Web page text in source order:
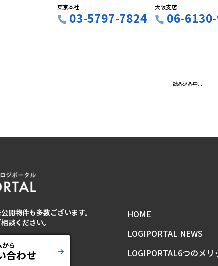
東京本社
03-5797-7824
大阪支店
06-
読み込み中...
開物件も多数ございます。
談ください。
から
合わせ
HOME
LOGIPORTAL NEWS
LOGIPORTAL6つのメリ